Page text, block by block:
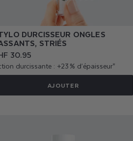
DURCISSEUR ONGLES
STRIÉS
30.95
durcissante : +23 % d’épaisseur*
AJOUTER